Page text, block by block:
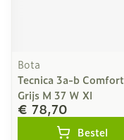
Bota
Tecnica 3a-b Comfort
Grijs M 37 W Xl
€ 78,70
Bestel